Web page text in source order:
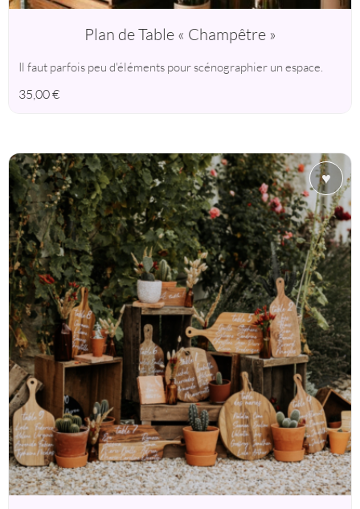
Plan de Table « Champêtre »
Il faut parfois peu d'éléments pour scénographier un espace.
35,00€
♥